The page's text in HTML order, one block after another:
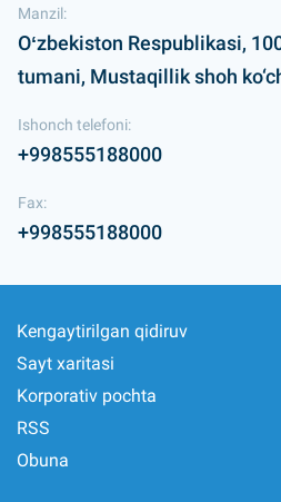
Manzil:
Oʻzbekiston Respublikasi,
tumani, Mustaqillik shoh
Ishonch telefoni:
+998555188000
Fax:
+998555188000
Kengaytirilgan qidiruv
Sayt xaritasi
Korporativ pochta
RSS
Obuna